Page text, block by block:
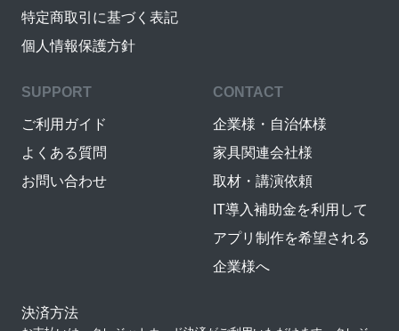
特定商取引に基づく表記
個人情報保護方針
SUPPORT
ご利用ガイド
よくある質問
お問い合わせ
CONTACT
企業様・自治体様
家具関連会社様
取材・講演依頼
IT導入補助金を利用して
アプリ制作を希望される
企業様へ
決済方法